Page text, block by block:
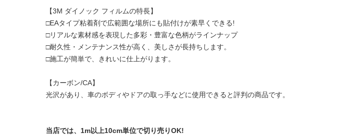
【3M ダイノック フィルムの特長】
□EAタイプ粘着剤で広範囲な場所にも貼付けが素早くできる!
□リアルな素材感を表現した多彩・豊富な色柄がラインナップ
□耐久性・メンテナンス性が高く、美しさが長持ちします。
□施工が簡単で、きれいに仕上がります。
【カーボン/CA】
光沢があり、車のボディやドアの取っ手などに使用できると評判の商品です。
当店では、1m以上10cm単位で切り売りOK!